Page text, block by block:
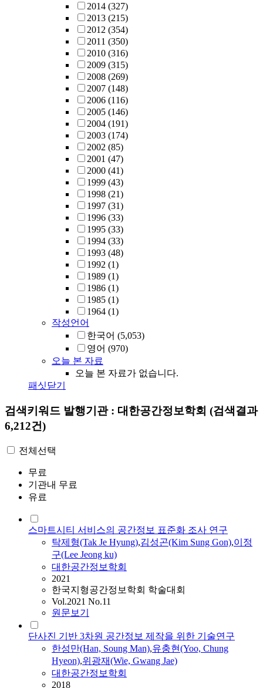
2014 (327)
2013 (215)
2012 (354)
2011 (350)
2010 (316)
2009 (315)
2008 (269)
2007 (148)
2006 (116)
2005 (146)
2004 (191)
2003 (174)
2002 (85)
2001 (47)
2000 (41)
1999 (43)
1998 (21)
1997 (31)
1996 (33)
1995 (33)
1994 (33)
1993 (48)
1992 (1)
1989 (1)
1986 (1)
1985 (1)
1964 (1)
작성언어
한국어 (5,053)
영어 (970)
오늘 본 자료
오늘 본 자료가 없습니다.
패싯닫기
검색키워드 발행기관 : 대한공간정보학회 (검색결과
6,212건)
전체선택
무료
기관내 무료
유료
스마트시티 서비스의 공간정보 표준화 조사 연구
탁제형(Tak Je Hyung),김성곤(Kim Sung Gon),이정
구(Lee Jeong ku)
대한공간정보학회
2021
한국지형공간정보학회 학술대회
Vol.2021 No.11
원문보기
단사진 기반 3차원 공간정보 제작을 위한 기술연구
한성만(Han, Soung Man),유충현(Yoo, Chung
Hyeon),위광재(Wie, Gwang Jae)
대한공간정보학회
2018